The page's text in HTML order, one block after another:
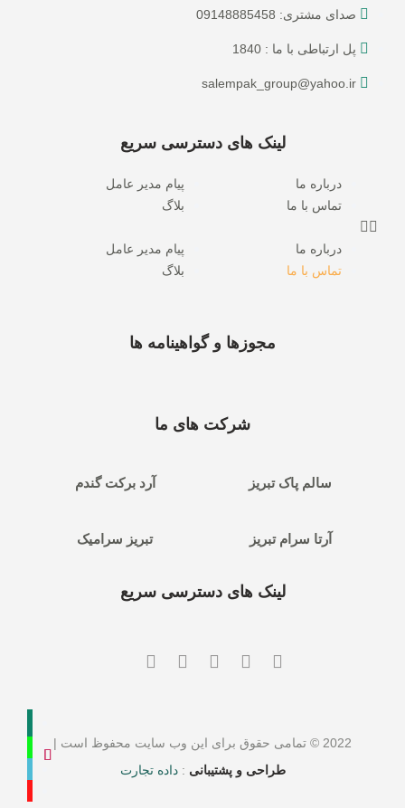
صدای مشتری: 09148885458
پل ارتباطی با ما : 1840
salempak_group@yahoo.ir
لینک های دسترسی سریع
درباره ما
پیام مدیر عامل
تماس با ما
بلاگ
درباره ما
پیام مدیر عامل
تماس با ما
بلاگ
مجوزها و گواهینامه ها
شرکت های ما
سالم پاک تبریز آرد برکت گندم
آرتا سرام تبریز تبریز سرامیک
لینک های دسترسی سریع
2022 © تمامی حقوق برای این وب سایت محفوظ است |
طراحی و پشتیبانی :داده تجارت